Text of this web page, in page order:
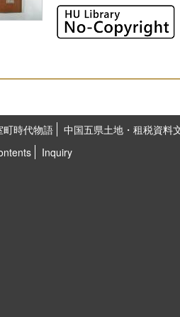
町時代物語
中国五県土地・租税資料
Inquiry